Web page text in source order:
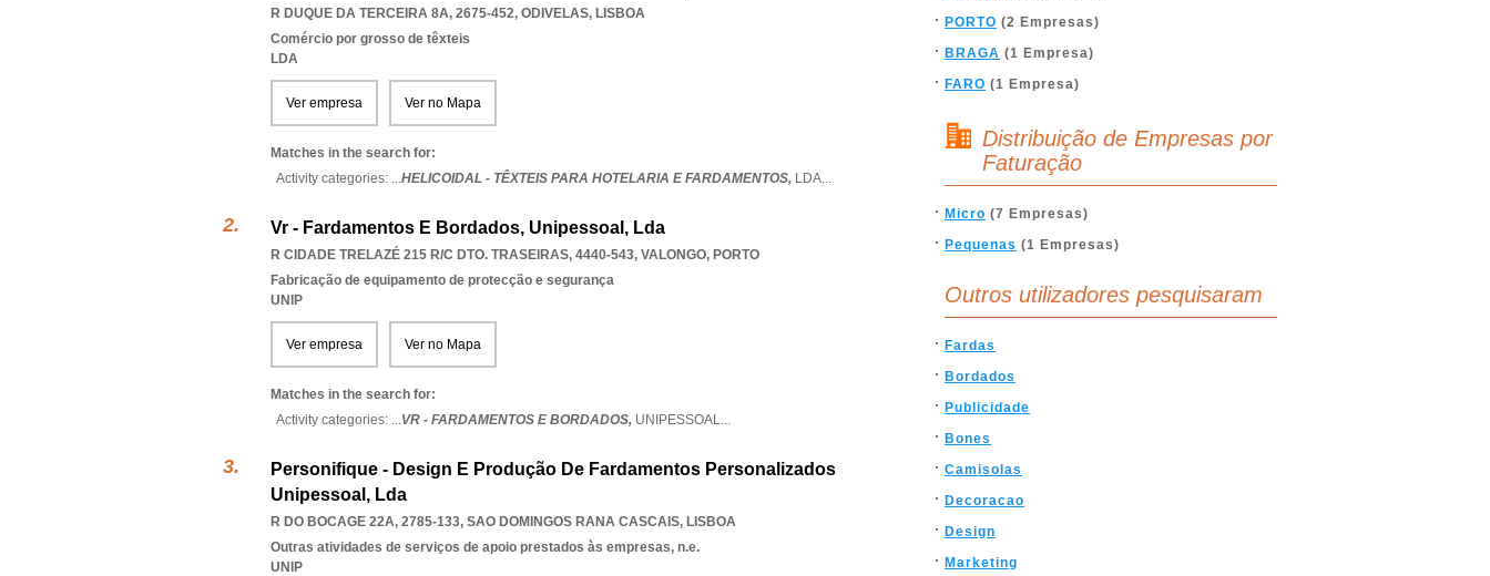
R DUQUE DA TERCEIRA 8A, 2675-452, ODIVELAS, LISBOA
Comércio por grosso de têxteis
LDA
Ver empresa Ver no Mapa
Matches in the search for:
Activity categories: ...HELICOIDAL - TÊXTEIS PARA HOTELARIA E FARDAMENTOS, LDA...
Vr - Fardamentos E Bordados, Unipessoal, Lda
R CIDADE TRELAZÉ 215 R/C DTO. TRASEIRAS, 4440-543, VALONGO, PORTO
Fabricação de equipamento de protecção e segurança
UNIP
Ver empresa Ver no Mapa
Matches in the search for:
Activity categories: ...VR - FARDAMENTOS E BORDADOS, UNIPESSOAL...
Personifique - Design E Produção De Fardamentos Personalizados
Unipessoal, Lda
R DO BOCAGE 22A, 2785-133, SAO DOMINGOS RANA CASCAIS, LISBOA
Outras atividades de serviços de apoio prestados às empresas, n.e.
UNIP
PORTO (2 Empresas)
BRAGA (1 Empresa)
FARO (1 Empresa)
Distribuição de Empresas por
Faturação
Micro (7 Empresas)
Pequenas (1 Empresas)
Outros utilizadores pesquisaram
Fardas
Bordados
Publicidade
Bones
Camisolas
Decoracao
Design
Marketing